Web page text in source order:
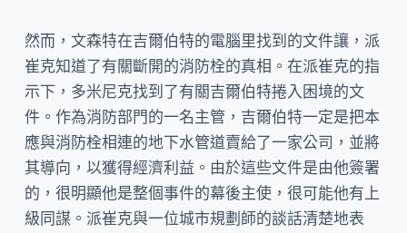
然而，文森特在吉爾伯特的電腦里找到的文件讓，派
崔克知道了有關斷開的消防栓的真相。在派崔克的指
示下，多米尼克找到了有關吉爾伯特捲入困境的文
件。作為消防部門的一名主管，吉爾伯特一定是把本
應與消防栓相連的地下水管道賣給了一家公司，並將
其導向，以獲得經濟利益。由於這些文件是由他簽署
的，很明顯他是整個事件的幕後主使，很可能他有上
級同謀。派崔克與一位城市規劃師的談話清楚地表